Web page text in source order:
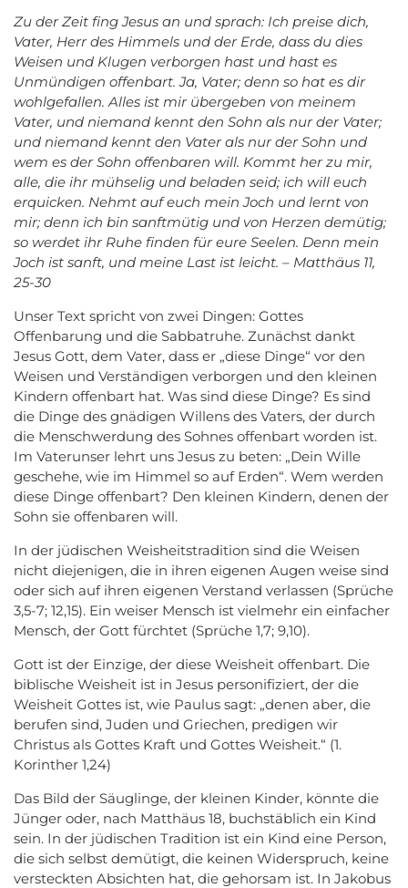
Zu der Zeit fing Jesus an und sprach: Ich preise dich,
Vater, Herr des Himmels und der Erde, dass du dies
Weisen und Klugen verborgen hast und hast es
Unmündigen offenbart. Ja, Vater; denn so hat es dir
wohlgefallen. Alles ist mir übergeben von meinem
Vater, und niemand kennt den Sohn als nur der Vater;
und niemand kennt den Vater als nur der Sohn und
wem es der Sohn offenbaren will. Kommt her zu mir,
alle, die ihr mühselig und beladen seid; ich will euch
erquicken. Nehmt auf euch mein Joch und lernt von
mir; denn ich bin sanftmütig und von Herzen demütig;
so werdet ihr Ruhe finden für eure Seelen. Denn mein
Joch ist sanft, und meine Last ist leicht. – Matthäus 11,
25-30
Unser Text spricht von zwei Dingen: Gottes
Offenbarung und die Sabbatruhe. Zunächst dankt
Jesus Gott, dem Vater, dass er „diese Dinge“ vor den
Weisen und Verständigen verborgen und den kleinen
Kindern offenbart hat. Was sind diese Dinge? Es sind
die Dinge des gnädigen Willens des Vaters, der durch
die Menschwerdung des Sohnes offenbart worden ist.
Im Vaterunser lehrt uns Jesus zu beten: „Dein Wille
geschehe, wie im Himmel so auf Erden“. Wem werden
diese Dinge offenbart? Den kleinen Kindern, denen der
Sohn sie offenbaren will.
In der jüdischen Weisheitstradition sind die Weisen
nicht diejenigen, die in ihren eigenen Augen weise sind
oder sich auf ihren eigenen Verstand verlassen (Sprüche
3,5-7; 12,15). Ein weiser Mensch ist vielmehr ein einfacher
Mensch, der Gott fürchtet (Sprüche 1,7; 9,10).
Gott ist der Einzige, der diese Weisheit offenbart. Die
biblische Weisheit ist in Jesus personifiziert, der die
Weisheit Gottes ist, wie Paulus sagt: „denen aber, die
berufen sind, Juden und Griechen, predigen wir
Christus als Gottes Kraft und Gottes Weisheit.“ (1.
Korinther 1,24)
Das Bild der Säuglinge, der kleinen Kinder, könnte die
Jünger oder, nach Matthäus 18, buchstäblich ein Kind
sein. In der jüdischen Tradition ist ein Kind eine Person,
die sich selbst demütigt, die keinen Widerspruch, keine
versteckten Absichten hat, die gehorsam ist. In Jakobus